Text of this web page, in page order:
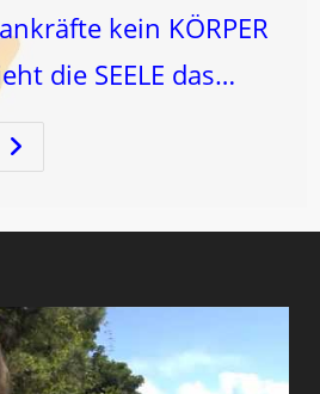
kein KÖRPER
die SEELE das…
LICHT-
Welt